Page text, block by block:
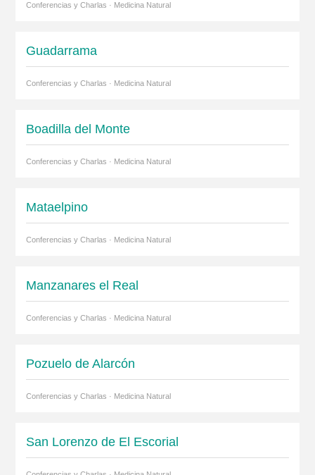
Conferencias y Charlas · Medicina Natural
Guadarrama
Conferencias y Charlas · Medicina Natural
Boadilla del Monte
Conferencias y Charlas · Medicina Natural
Mataelpino
Conferencias y Charlas · Medicina Natural
Manzanares el Real
Conferencias y Charlas · Medicina Natural
Pozuelo de Alarcón
Conferencias y Charlas · Medicina Natural
San Lorenzo de El Escorial